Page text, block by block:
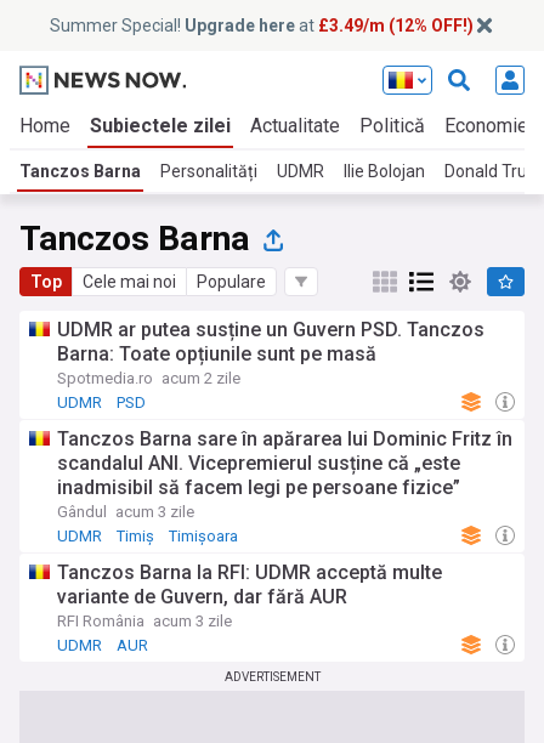
Summer Special! Upgrade hereat £3.49/m (12% OFF!)
Home Subiectele zilei Actualitate Politică Economie
Tanczos Barna Personalități UDMR Ilie Bolojan Donald
Tanczos Barna
Top Cele mai noi Populare
UDMR ar putea susține un Guvern PSD. Tanczos
Barna: Toate opțiunile sunt pe masă
Spotmedia.ro acum 2 zile
UDMR
PSD
Tanczos Barna sare în apărarea lui Dominic Fritz în
scandalul ANI. Vicepremierul susține că „este
inadmisibil să facem legi pe persoane fizice”
Gândul
acum 3 zile
UDMR
Timiș Timișoara
Tanczos Barna la RFI: UDMR acceptă multe
variante de Guvern, dar fără AUR
RFI România acum 3 zile
UDMR
AUR
ADVERTISEMENT